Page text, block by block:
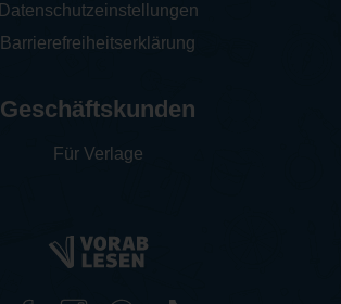
Datenschutzeinstellungen
Barrierefreiheitserklärung
Geschäftskunden
Für Verlage